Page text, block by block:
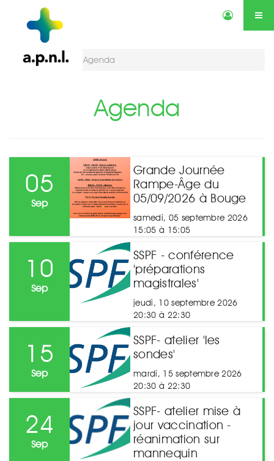
Actualités Annonces Qui sommes-nous ?
Vous êtes ici : Agenda
Agenda
05
Sep
Grande Journée
Rampe-Âge du
05/09/2026 à Bouge
samedi, 05 septembre 2026
15:05 à 15:05
10
Sep
SSPF - conférence
'préparations
magistrales'
jeudi, 10 septembre 2026
20:30 à 22:30
15
Sep
SSPF- atelier 'les
sondes'
mardi, 15 septembre 2026
20:30 à 22:30
24
Sep
SSPF- atelier mise à
jour vaccination -
réanimation sur
mannequin